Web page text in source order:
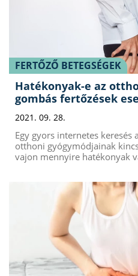
FERTŐZŐ BETEGSÉGEK
Hatékonyak-e az
gombás fertőzések
2021. 09. 28.
Egy gyors internetes
otthoni gyógymódjainak
vajon mennyire hatékonyak